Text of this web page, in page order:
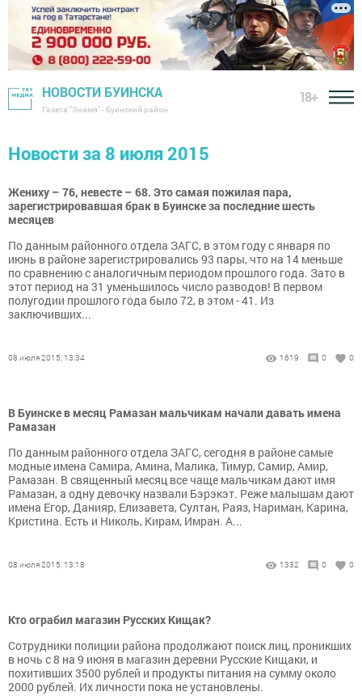
НОВОСТИ БУИНСКА
Газета "Знамя" - Буинский район
18+
Новости за 8 июля 2015
Жениху – 76, невесте – 68. Это самая пожилая пара,
зарегистрировавшая брак в Буинске за последние шесть
месяцев
По данным районного отдела ЗАГС, в этом году с января по
июнь в районе зарегистрировались 93 пары, что на 14 меньше
по сравнению с аналогичным периодом прошлого года. Зато в
этот период на 31 уменьшилось число разводов! В первом
полугодии прошлого года было 72, в этом - 41. Из
заключивших...
08 июля 2015, 13:34 1619 0 0
В Буинске в месяц Рамазан мальчикам начали давать имена
Рамазан
По данным районного отдела ЗАГС, сегодня в районе самые
модные имена Самира, Амина, Малика, Тимур, Самир, Амир,
Рамазан. В священный месяц все чаще мальчикам дают имя
Рамазан, а одну девочку назвали Бэрэкэт. Реже малышам дают
имена Егор, Данияр, Елизавета, Султан, Раяз, Нариман, Карина,
Кристина. Есть и Николь, Кирам, Имран. А...
08 июля 2015, 13:18 1332 0 0
Кто ограбил магазин Русских Кищак?
Сотрудники полиции района продолжают поиск лиц, проникших
в ночь с 8 на 9 июня в магазин деревни Русские Кищаки, и
похитивших 3500 рублей и продукты питания на сумму около
2000 рублей. Их личности пока не установлены.